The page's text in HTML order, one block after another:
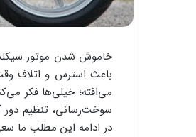
خاموش شدن موتور
باعث استرس و اتلاف
می‌افته؛ خیلی‌ها فکر
سوخت‌رسانی، تنظیم
در ادامه این مطلب ما